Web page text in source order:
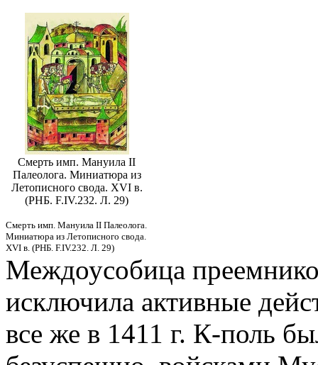
Смерть имп. Мануила II
Палеолога. Миниатюра из
Летописного свода. XVI в.
(РНБ. F.IV.232. Л. 29)
Смерть имп. Мануила II Палеолога.
Миниатюра из Летописного свода.
XVI в. (РНБ. F.IV.232. Л. 29)
Междоусобица
исключила активные
все же в 1411 г. К-поль